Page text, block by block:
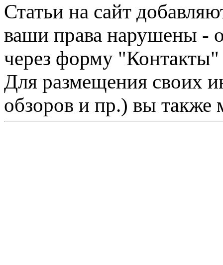
Статьи на сайт
ваши права нарушены -
через форму "Контакты"
Для размещения своих
обзоров и пр.) вы также